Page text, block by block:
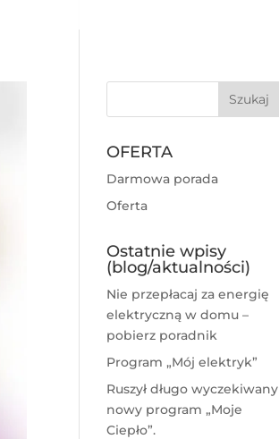
OFERTA
Darmowa porada
Oferta
Ostatnie wpisy
(blog/aktualności)
Nie przepłacaj za energię
elektryczną w domu –
pobierz poradnik
Program „Mój elektryk”
Ruszył długo wyczekiwany
nowy program „Moje
Ciepło”.